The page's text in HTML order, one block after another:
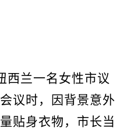
西兰一名女性市议
议时，因背景意外
贴身衣物，市长当